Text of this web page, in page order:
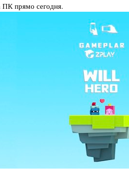
ПК прямо сегодня.